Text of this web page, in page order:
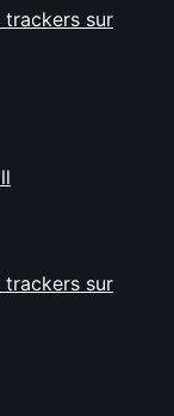
trackers sur
trackers sur